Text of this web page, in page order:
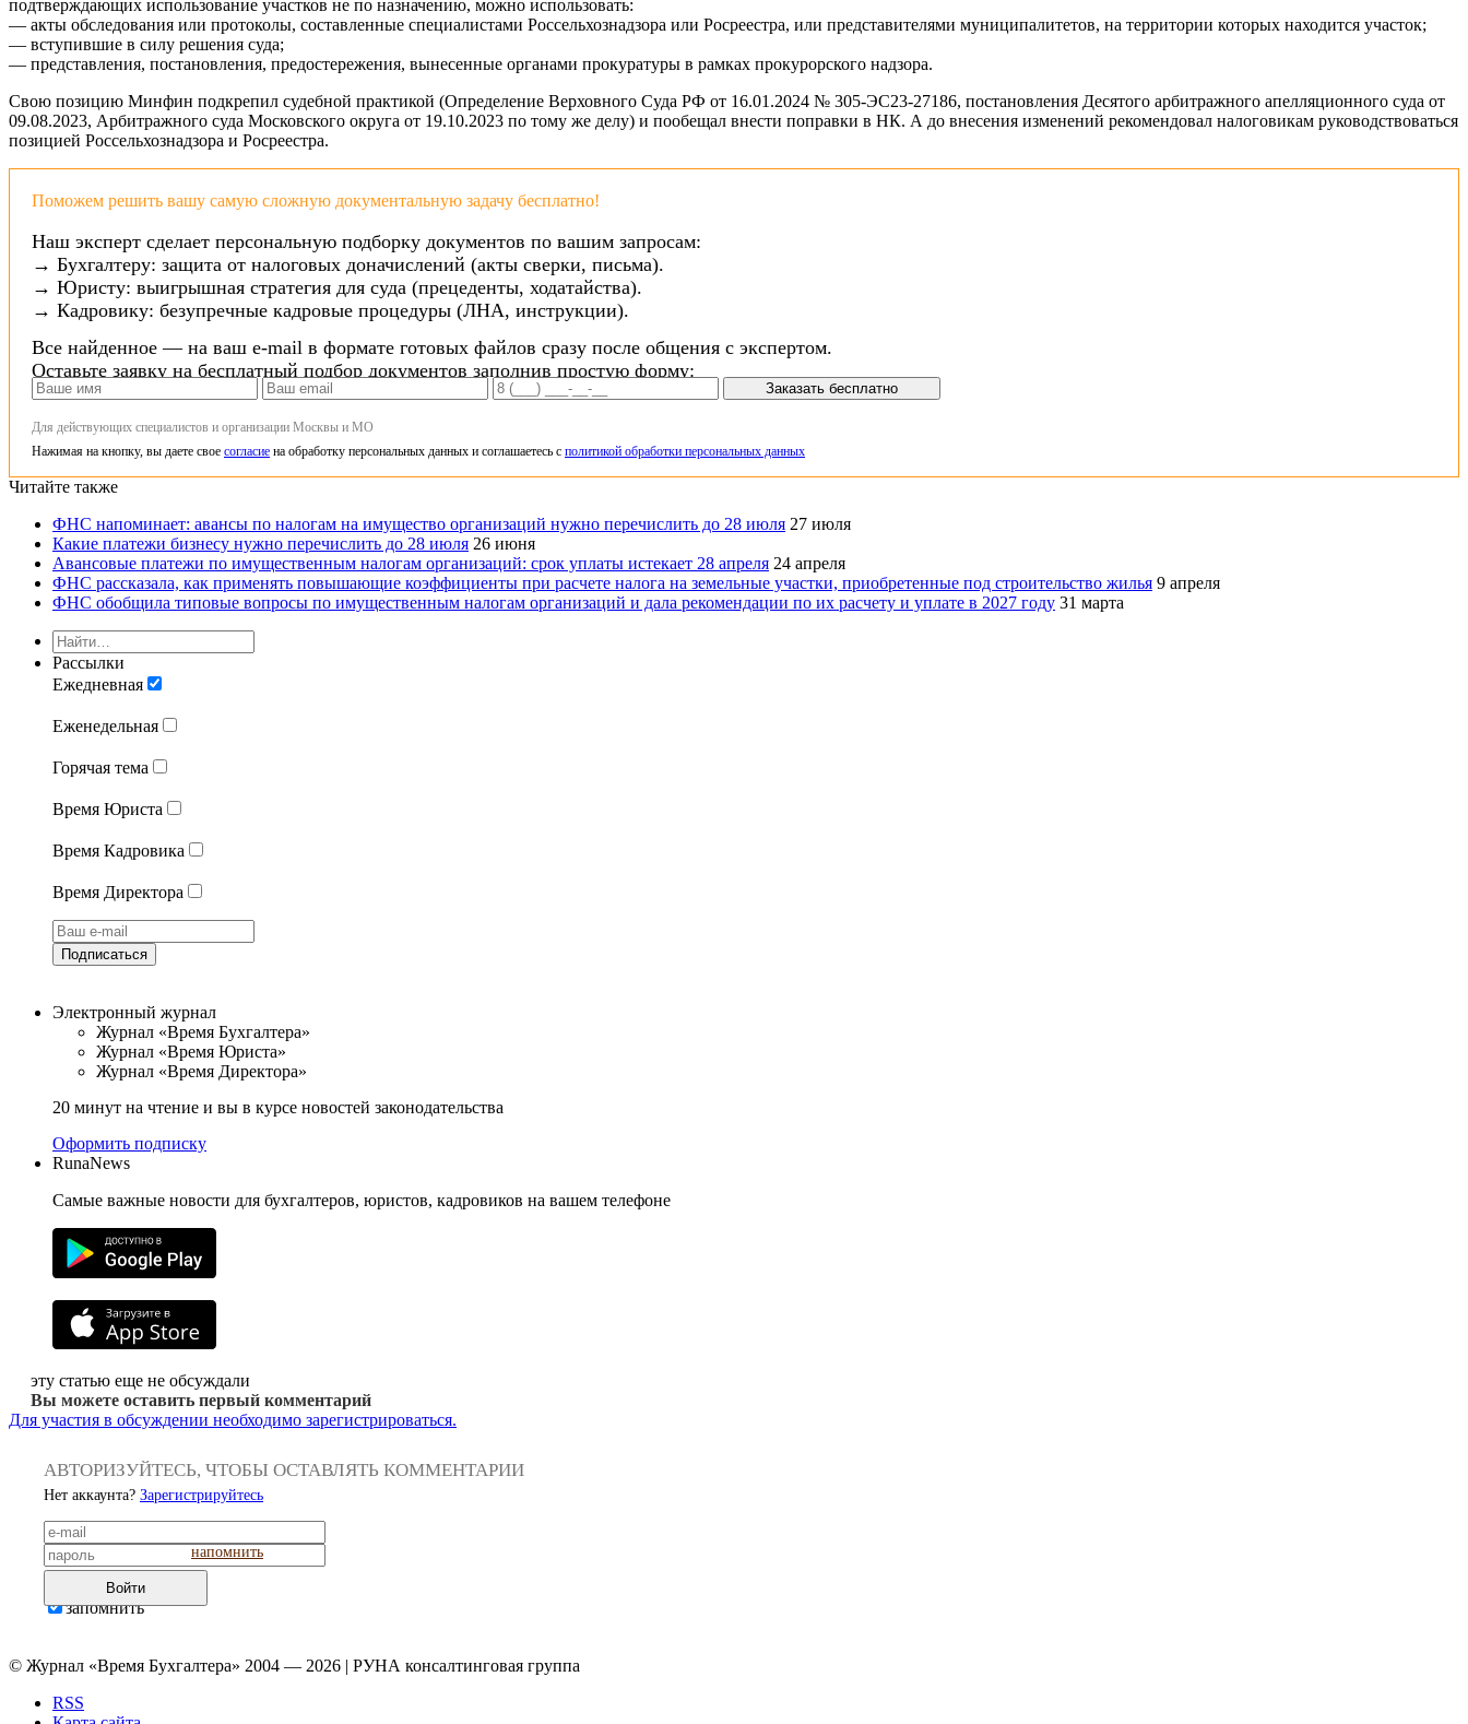
подтверждающих использование участков не по назначению, можно использовать:
— акты обследования или протоколы, составленные специалистами Россельхознадзора или Росреестра, или представителями муниципалитетов, на территории которых находится участок;
— вступившие в силу решения суда;
— представления, постановления, предостережения, вынесенные органами прокуратуры в рамках прокурорского надзора.
Свою позицию Минфин подкрепил судебной практикой (Определение Верховного Суда РФ от 16.01.2024 № 305-ЭС23-27186, постановления Десятого арбитражного апелляционного суда от
09.08.2023, Арбитражного суда Московского округа от 19.10.2023 по тому же делу) и пообещал внести поправки в НК. А до внесения изменений рекомендовал налоговикам руководствоваться
позицией Россельхознадзора и Росреестра.
Поможем решить вашу самую сложную документальную задачу бесплатно!
Наш эксперт сделает персональную подборку документов по вашим запросам:
→ Бухгалтеру: защита от налоговых доначислений (акты сверки, письма).
→ Юристу: выигрышная стратегия для суда (прецеденты, ходатайства).
→ Кадровику: безупречные кадровые процедуры (ЛНА, инструкции).
Все найденное — на ваш e-mail в формате готовых файлов сразу после общения с экспертом.
Оставьте заявку на бесплатный подбор документов заполнив простую форму:
Заказать бесплатно
Для действующих специалистов и организации Москвы и МО
Нажимая на кнопку, вы даете свое согласие на обработку персональных данных и соглашаетесь с политикой обработки персональных данных
Читайте также
ФНС напоминает: авансы по налогам на имущество организаций нужно перечислить до 28 июля 27 июля
Какие платежи бизнесу нужно перечислить до 28 июля 26 июня
Авансовые платежи по имущественным налогам организаций: срок уплаты истекает 28 апреля 24 апреля
ФНС рассказала, как применять повышающие коэффициенты при расчете налога на земельные участки, приобретенные под строительство жилья 9 апреля
ФНС обобщила типовые вопросы по имущественным налогам организаций и дала рекомендации по их расчету и уплате в 2027 году 31 марта
Рассылки
Ежедневная
Еженедельная
Горячая тема
Время Юриста
Время Кадровика
Время Директора
Подписаться
Электронный журнал
Журнал «Время Бухгалтера»
Журнал «Время Юриста»
Журнал «Время Директора»
20 минут на чтение и вы в курсе новостей законодательства
Оформить подписку
RunaNews
Самые важные новости для бухгалтеров, юристов, кадровиков на вашем телефоне
эту статью еще не обсуждали
Вы можете оставить первый комментарий
Для участия в обсуждении необходимо зарегистрироваться.
АВТОРИЗУЙТЕСЬ, ЧТОБЫ ОСТАВЛЯТЬ КОММЕНТАРИИ
Нет аккаунта? Зарегистрируйтесь
напомнить
Войти
запомнить
© Журнал «Время Бухгалтера» 2004 — 2026 | РУНА консалтинговая группа
RSS